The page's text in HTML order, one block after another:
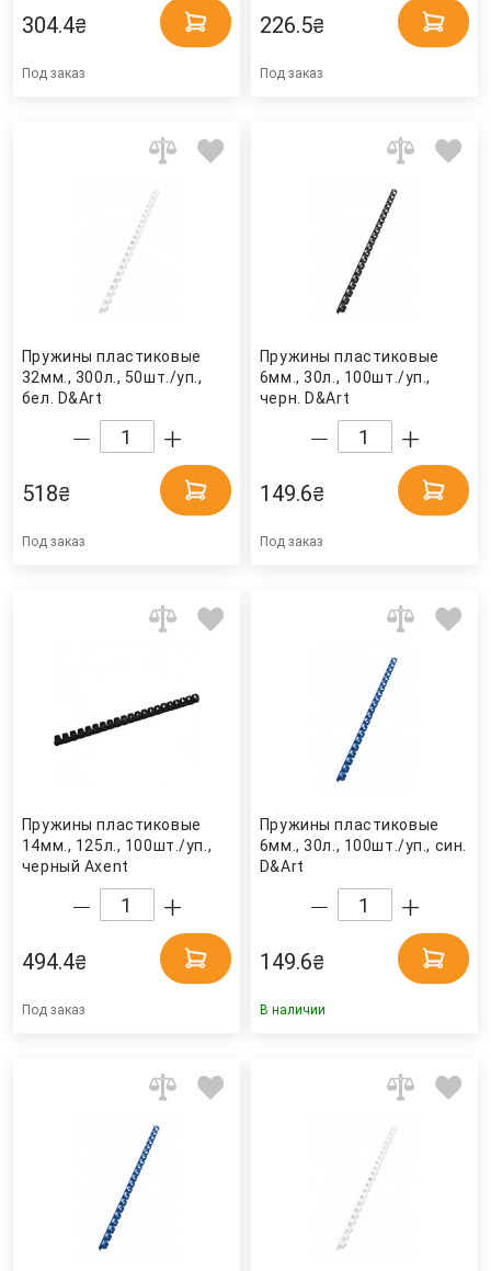
304.4₴
Под заказ
226.5₴
Под заказ
Пружины пластиковые
32мм., 300л., 50шт./уп.,
бел. D&Art
518₴
Под заказ
Пружины пластиковые
6мм., 30л., 100шт./уп.,
черн. D&Art
149.6₴
Под заказ
Пружины пластиковые
14мм., 125л., 100шт./уп.,
черный Axent
494.4₴
Под заказ
Пружины пластиковые
6мм., 30л., 100шт./уп., син.
D&Art
149.6₴
В наличии